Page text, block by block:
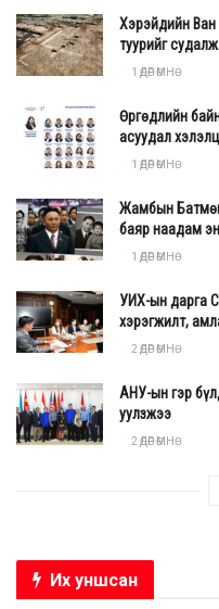
Хэрэйдийн
туурийг
1 ӨДӨР ӨМНӨ
Өргөдлийн
асуудал
1 ӨДӨР ӨМНӨ
Жамбын
баяр наадам
1 ӨДӨР ӨМНӨ
УИХ-ын дарга
хэрэгжилт,
2 ӨДӨР ӨМНӨ
АНУ-ын гэр
уулзжээ
2 ӨДӨР ӨМНӨ
Их уншсан